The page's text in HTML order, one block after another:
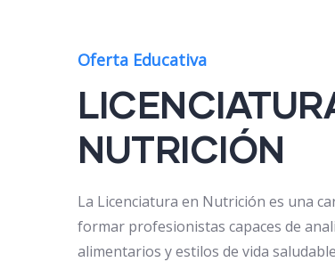
Oferta Educativa
NUTRICIÓN
La Licenciatura en Nutrición es una
formar profesionistas capaces de
alimentarios y estilos de vida